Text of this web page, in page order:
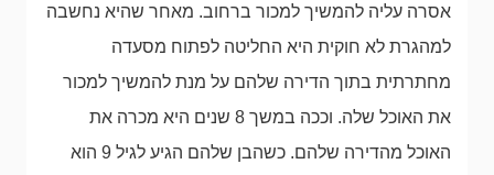
אסרה עליה להמשיך למכור ברחוב. מאחר שהיא נחשבה
למהגרת לא חוקית היא החליטה לפתוח מסעדה
מחתרתית בתוך הדירה שלהם על מנת להמשיך למכור
את האוכל שלה. וככה במשך 8 שנים היא מכרה את
האוכל מהדירה שלהם. כשהבן שלהם הגיע לגיל 9 הוא